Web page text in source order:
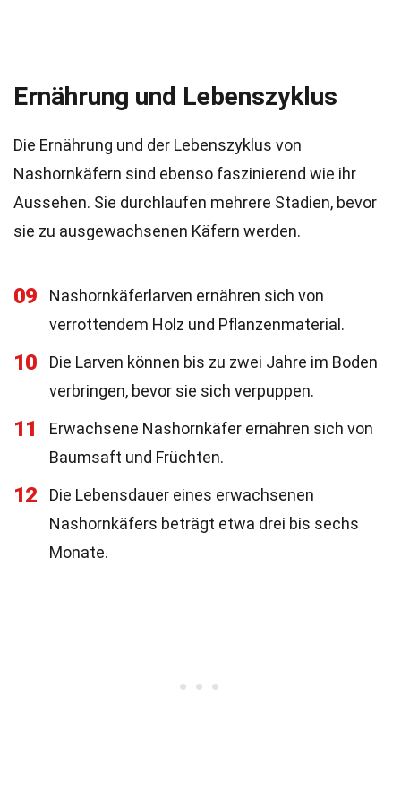
Ernährung und Lebenszyklus
Die Ernährung und der Lebenszyklus von
Nashornkäfern sind ebenso faszinierend wie ihr
Aussehen. Sie durchlaufen mehrere Stadien, bevor
sie zu ausgewachsenen Käfern werden.
09
Nashornkäferlarven ernähren sich von
verrottendem Holz und Pflanzenmaterial.
10
Die Larven können bis zu zwei Jahre im Boden
verbringen, bevor sie sich verpuppen.
11
Erwachsene Nashornkäfer ernähren sich von
Baumsaft und Früchten.
12
Die Lebensdauer eines erwachsenen
Nashornkäfers beträgt etwa drei bis sechs
Monate.